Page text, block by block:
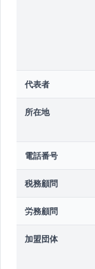
代表者
所在地
電話番号
税務顧問
労務顧問
加盟団体